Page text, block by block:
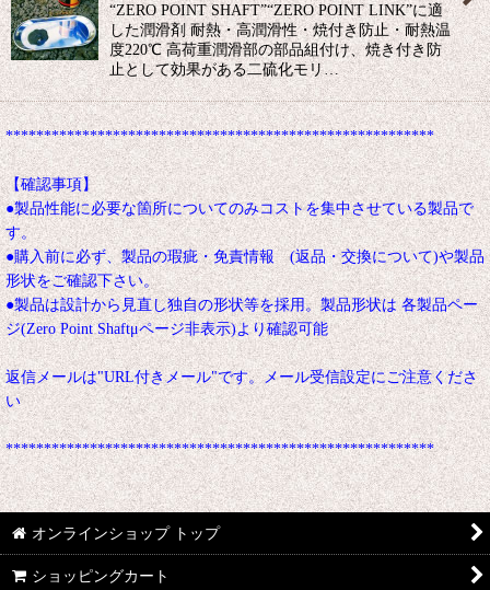
“ZERO POINT SHAFT”“ZERO POINT LINK”に適
した潤滑剤 耐熱・高潤滑性・焼付き防止・耐熱温
度220℃ 高荷重潤滑部の部品組付け、焼き付き防
止として効果がある二硫化モリ…
********************************************************
【確認事項】
●製品性能に必要な箇所についてのみコストを集中させている製品で
す。
●購入前に必ず、製品の瑕疵・免責情報 (返品・交換について)や製品
形状をご確認下さい。
●製品は設計から見直し独自の形状等を採用。製品形状は 各製品ペー
ジ(Zero Point Shaftμページ非表示)より確認可能
返信メールは"URL付きメール"です。メール受信設定にご注意くださ
い
********************************************************
オンラインショップ トップ
ショッピングカート